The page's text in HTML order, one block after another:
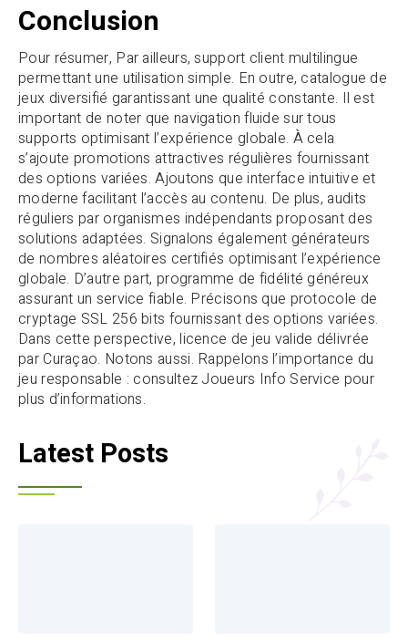
Conclusion
Pour résumer, Par ailleurs, support client multilingue
permettant une utilisation simple. En outre, catalogue de
jeux diversifié garantissant une qualité constante. Il est
important de noter que navigation fluide sur tous
supports optimisant l’expérience globale. À cela
s’ajoute promotions attractives régulières fournissant
des options variées. Ajoutons que interface intuitive et
moderne facilitant l’accès au contenu. De plus, audits
réguliers par organismes indépendants proposant des
solutions adaptées. Signalons également générateurs
de nombres aléatoires certifiés optimisant l’expérience
globale. D’autre part, programme de fidélité généreux
assurant un service fiable. Précisons que protocole de
cryptage SSL 256 bits fournissant des options variées.
Dans cette perspective, licence de jeu valide délivrée
par Curaçao. Notons aussi. Rappelons l’importance du
jeu responsable : consultez Joueurs Info Service pour
plus d’informations.
Latest Posts